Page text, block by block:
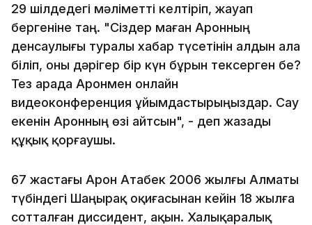
29 шілдедегі мәліметті келтіріп, жауап
бергеніне таң. "Сіздер маған Аронның
денсаулығы туралы хабар түсетінін алдын ала
біліп, оны дәрігер бір күн бұрын тексерген бе?
Тез арада Аронмен онлайн
видеоконференция ұйымдастырыңыздар. Сау
екенін Аронның өзі айтсын", - деп жазады
құқық қорғаушы.
67 жастағы Арон Атабек 2006 жылғы Алматы
түбіндегі Шаңырақ оқиғасынан кейін 18 жылға
сотталған диссидент, ақын. Халықаралық